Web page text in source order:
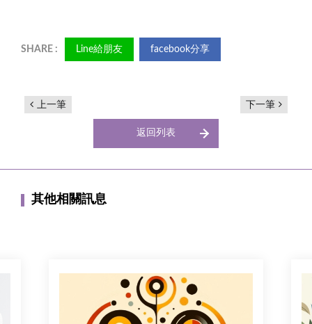
Line給朋友 facebook分享
上一筆 下一筆
返回列表
其他相關訊息